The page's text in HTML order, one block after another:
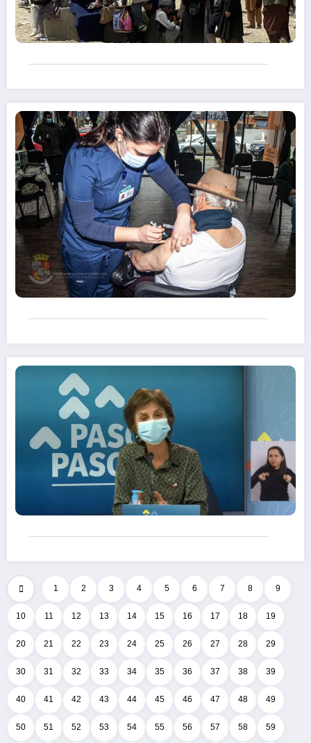
1 2 3 4 5 6 7 8 9
10 11 12 13 14 15 16 17 18 19
20 21 22 23 24 25 26 27 28 29
30 31 32 33 34 35 36 37 38 39
40 41 42 43 44 45 46 47 48 49
50 51 52 53 54 55 56 57 58 59